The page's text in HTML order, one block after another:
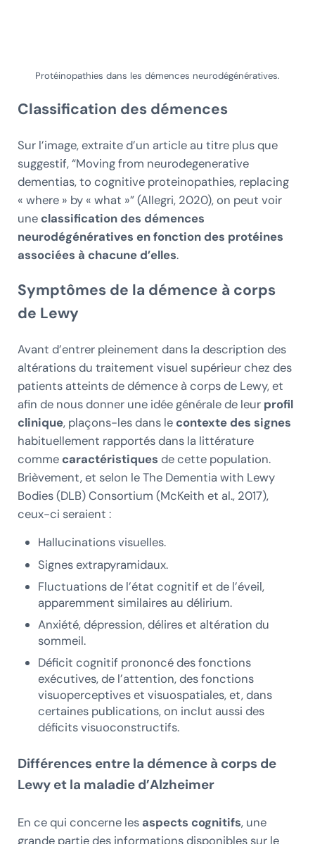
Protéinopathies dans les démences neurodégénératives.
Classification des démences
Sur l’image, extraite d’un article au titre plus que
suggestif, “Moving from neurodegenerative
dementias, to cognitive proteinopathies, replacing
« where » by « what »” (Allegri, 2020), on peut voir
une classification des démences
neurodégénératives en fonction des protéines
associées à chacune d’elles.
Symptômes de la démence à corps
de Lewy
Avant d’entrer pleinement dans la description des
altérations du traitement visuel supérieur chez des
patients atteints de démence à corps de Lewy, et
afin de nous donner une idée générale de leur profil
clinique, plaçons-les dans le contexte des signes
habituellement rapportés dans la littérature
comme caractéristiques de cette population.
Brièvement, et selon le The Dementia with Lewy
Bodies (DLB) Consortium (McKeith et al., 2017),
ceux-ci seraient :
Hallucinations visuelles.
Signes extrapyramidaux.
Fluctuations de l’état cognitif et de l’éveil,
apparemment similaires au délirium.
Anxiété, dépression, délires et altération du
sommeil.
Déficit cognitif prononcé des fonctions
exécutives, de l’attention, des fonctions
visuoperceptives et visuospatiales, et, dans
certaines publications, on inclut aussi des
déficits visuoconstructifs.
Différences entre la démence à corps de
Lewy et la maladie d’Alzheimer
En ce qui concerne les aspects cognitifs, une
grande partie des informations disponibles sur le